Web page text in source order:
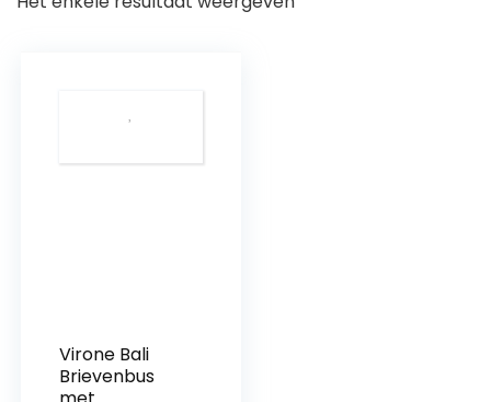
Virone Bali
Brievenbus